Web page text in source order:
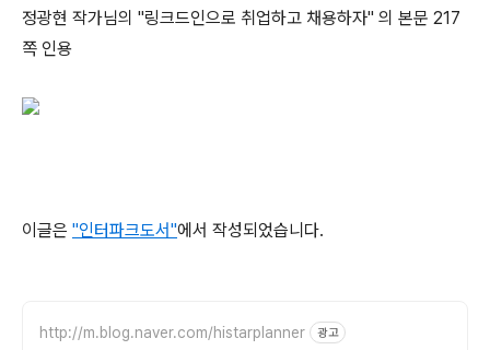
정광현 작가님의 "링크드인으로 취업하고 채용하자" 의 본문 217
쪽 인용
이글은 "인터파크도서"에서 작성되었습니다.
http://m.blog.naver.com/histarplanner 광고